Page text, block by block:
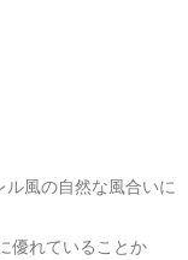
風の自然な風合いに
優れていることか